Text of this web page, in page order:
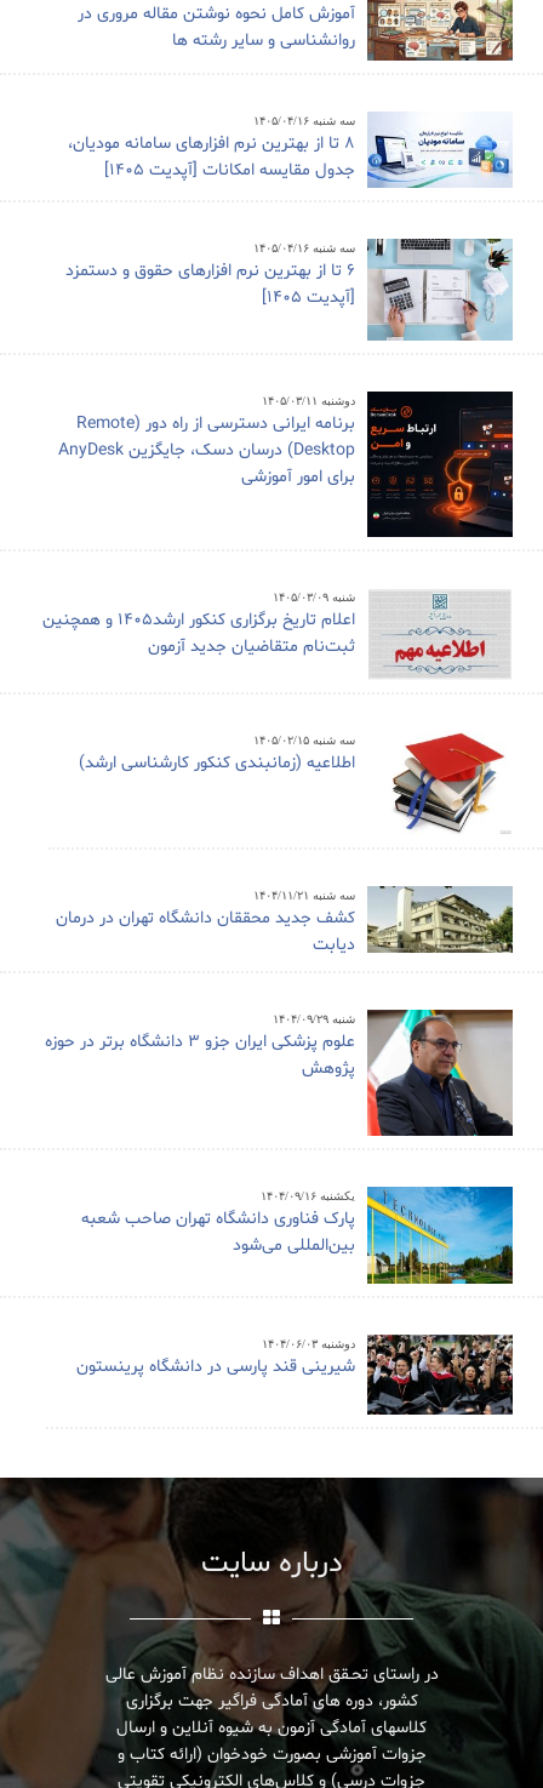
آموزش کامل نحوه نوشتن مقاله مروری در
روانشناسی و سایر رشته ها
سه شنبه ۱۴۰۵/۰۴/۱۶
8 تا از بهترین نرم افزارهای سامانه مودیان،
جدول مقایسه امکانات [آپدیت 1405]
سه شنبه ۱۴۰۵/۰۴/۱۶
6 تا از بهترین نرم افزارهای حقوق و دستمزد
[آپدیت 1405]
دوشنبه ۱۴۰۵/۰۳/۱۱
برنامه ایرانی دسترسی از راه دور (Remote
Desktop) درسان دسک، جایگزین AnyDesk
برای امور آموزشی
شنبه ۱۴۰۵/۰۳/۰۹
اعلام تاریخ برگزاری کنکور ارشد1405 و همچنین
ثبت‌نام متقاضیان جدید آزمون
سه شنبه ۱۴۰۵/۰۲/۱۵
اطلاعیه (زمانبندی کنکور کارشناسی ارشد)
سه شنبه ۱۴۰۴/۱۱/۲۱
کشف جدید محققان دانشگاه تهران در درمان
دیابت
شنبه ۱۴۰۴/۰۹/۲۹
علوم پزشکی ایران جزو ۳ دانشگاه برتر در حوزه
پژوهش
یکشنبه ۱۴۰۴/۰۹/۱۶
پارک فناوری دانشگاه تهران صاحب شعبه
بین‌المللی می‌شود
دوشنبه ۱۴۰۴/۰۶/۰۳
شیرینی قند پارسی در دانشگاه پرینستون
درباره سایت
در راستای تحـقق اهداف سازنده نظام آموزش عالی
کشور، دوره های آمادگی فراگیر جهت برگزاری
کلاسهای آمادگی آزمون به شیوه آنلاین و ارسال
جزوات آموزشی بصورت خودخوان (ارائه کتاب و
جزوات درسی) و کلاس‌های الکترونیکی تقویتی